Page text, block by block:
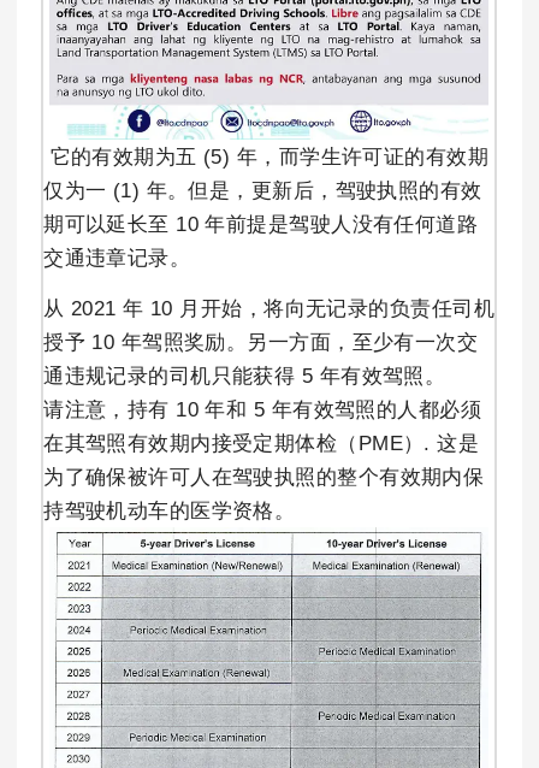
它的有效期为五 (5) 年，而学生许可证的有效期
仅为一 (1) 年。但是，更新后，驾驶执照的有效
期可以延长至 10 年前提是驾驶人没有任何道路
交通违章记录。
从 2021 年 10 月开始，将向无记录的负责任司机
授予 10 年驾照奖励。另一方面，至少有一次交
通违规记录的司机只能获得 5 年有效驾照。
请注意，持有 10 年和 5 年有效驾照的人都必须
在其驾照有效期内接受定期体检（PME）. 这是
为了确保被许可人在驾驶执照的整个有效期内保
持驾驶机动车的医学资格。